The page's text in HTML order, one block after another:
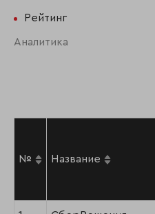
Рейтинг
Аналитика
№ Название